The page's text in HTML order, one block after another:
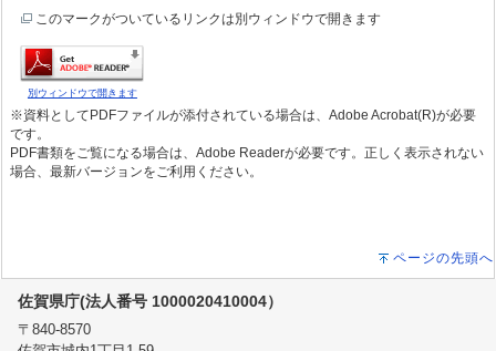
このマークがついているリンクは別ウィンドウで開きます
別ウィンドウで開きます
※資料としてPDFファイルが添付されている場合は、Adobe Acrobat(R)が必要
です。
PDF書類をご覧になる場合は、Adobe Readerが必要です。正しく表示されない
場合、最新バージョンをご利用ください。
ページの先頭へ
佐賀県庁(法人番号 1000020410004）
〒840-8570